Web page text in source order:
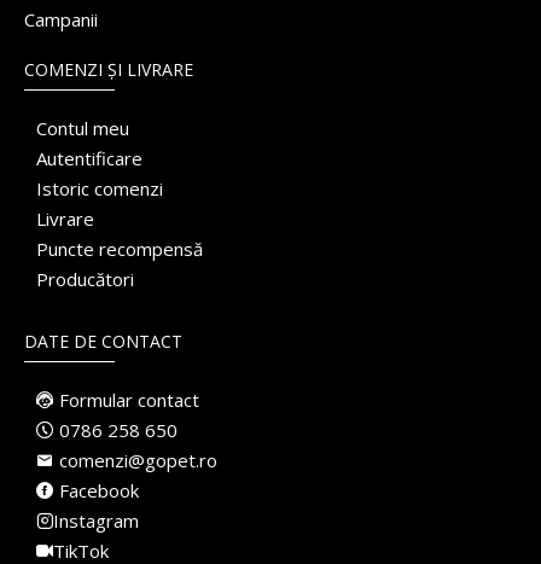
Campanii
COMENZI ȘI LIVRARE
Contul meu
Autentificare
Istoric comenzi
Livrare
Puncte recompensă
Producători
DATE DE CONTACT
Formular contact
0786 258 650
comenzi@gopet.ro
Facebook
Instagram
TikTok